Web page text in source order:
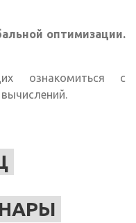
оптимизации.
ознакомиться с